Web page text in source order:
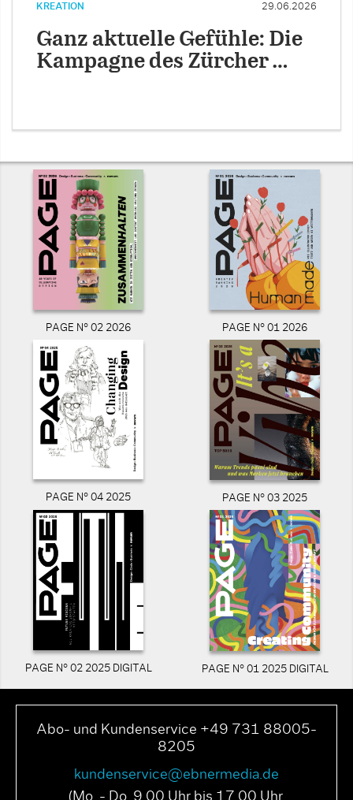
KREATION 29.06.2026
Ganz aktuelle Gefühle: Die
Kampagne des Zürcher …
PAGE N° 02 2026 PAGE N° 01 2026
PAGE N° 04 2025 PAGE N° 03 2025
PAGE N° 02 2025 DIGITAL PAGE N° 01 2025 DIGITAL
Abo- und Kundenservice +49 731 88005-
8205
kundenservice@ebnermedia.de
(Mo. - Do. 9.00 Uhr bis 17.00 Uhr,